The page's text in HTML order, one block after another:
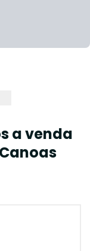
a venda